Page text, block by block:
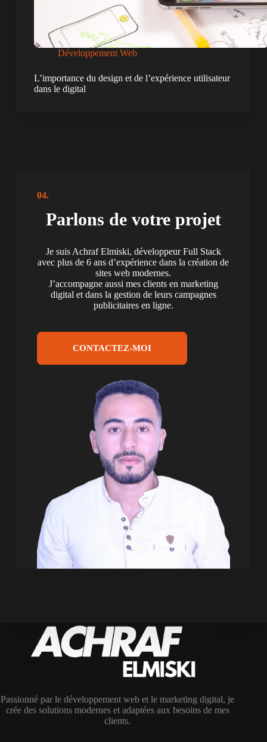
Développement Web
L’importance du design et de l’expérience utilisateur
dans le digital
04.
Parlons de votre projet
Je suis Achraf Elmiski, développeur Full Stack
avec plus de 6 ans d’expérience dans la création de
sites web modernes.
J’accompagne aussi mes clients en marketing
digital et dans la gestion de leurs campagnes
publicitaires en ligne.
CONTACTEZ-MOI
Passionné par le développement web et le marketing digital, je
crée des solutions modernes et adaptées aux besoins de mes
clients.